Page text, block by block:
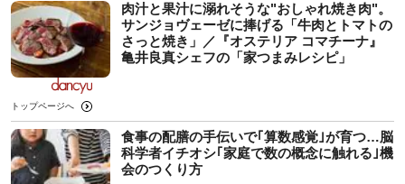
肉汁と果汁に溺れそうな"おしゃれ焼き肉"。
サンジョヴェーゼに捧げる「牛肉とトマトの
さっと焼き」／『オステリア コマチーナ』
亀井良真シェフの「家つまみレシピ」
トップページへ
食事の配膳の手伝いで｢算数感覚｣が育つ…脳
科学者イチオシ｢家庭で数の概念に触れる｣機
会のつくり方